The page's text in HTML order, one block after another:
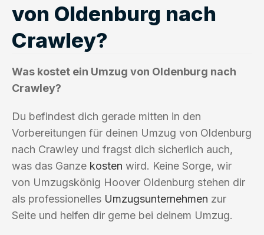
von Oldenburg nach
Crawley?
Was kostet ein Umzug von Oldenburg nach
Crawley?
Du befindest dich gerade mitten in den
Vorbereitungen für deinen Umzug von Oldenburg
nach Crawley und fragst dich sicherlich auch,
was das Ganze kosten wird. Keine Sorge, wir
von Umzugskönig Hoover Oldenburg stehen dir
als professionelles Umzugsunternehmen zur
Seite und helfen dir gerne bei deinem Umzug.